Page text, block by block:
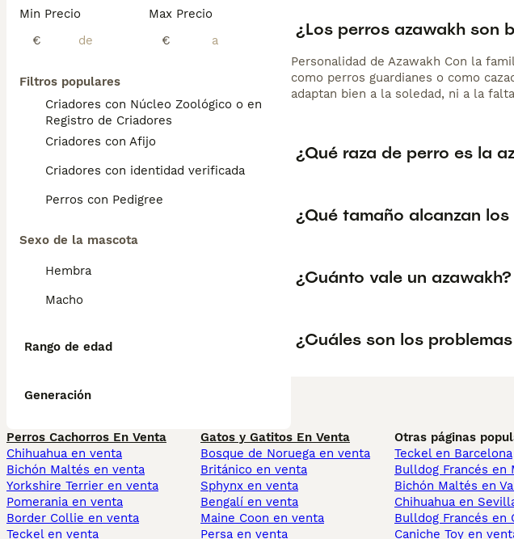
Min Precio
€
Max Precio
€
Filtros populares
Criadores con Núcleo Zoológico o en el
Registro de Criadores
Criadores con Afijo
Criadores con identidad verificada
Perros con Pedigree
Sexo de la mascota
Hembra
Macho
Rango de edad
Generación
¿Los perros azawakh son
Personalidad de Azawakh Con la
como perros guardianes o como
adaptan bien a la soledad, ni a la
¿Qué raza de perro es la
¿Qué tamaño alcanzan
¿Cuánto vale un azawakh?
¿Cuáles son los
Perros Cachorros En Venta
Chihuahua en venta
Bichón Maltés en venta
Yorkshire Terrier en venta
Pomerania en venta
Border Collie en venta
Teckel en venta
Gatos y Gatitos En Venta
Bosque de Noruega en venta
Británico en venta
Sphynx en venta
Bengalí en venta
Maine Coon en venta
Persa en venta
Otras páginas
Teckel en Barcelona
Bulldog Francés en
Bichón Maltés en
Chihuahua en
Bulldog Francés en
Caniche Toy en